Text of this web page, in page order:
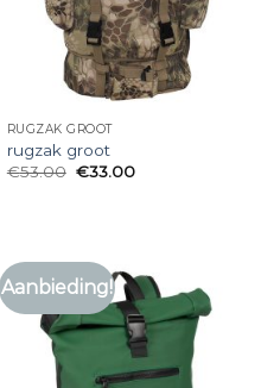
RUGZAK GROOT
rugzak groot
€53.00 €33.00
Aanbieding!